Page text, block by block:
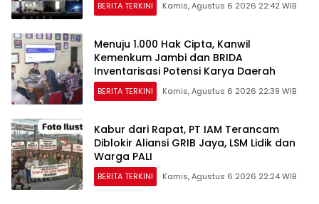
BERITA TERKINI Kamis, Agustus 6 2026 22:42 WIB
Menuju 1.000 Hak Cipta, Kanwil
Kemenkum Jambi dan BRIDA
Inventarisasi Potensi Karya Daerah
BERITA TERKINI Kamis, Agustus 6 2026 22:39 WIB
Kabur dari Rapat, PT IAM Terancam
Diblokir Aliansi GRIB Jaya, LSM Lidik dan
Warga PALI
BERITA TERKINI Kamis, Agustus 6 2026 22:24 WIB